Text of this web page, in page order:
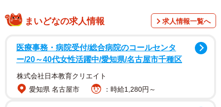
ワクチン！やめて〜！これぞ断末魔の叫び＝いなりちゃん
(@inarichan1222) さん提供
まいどなの求人情報 求人情報一覧へ
医療事務・病院受付/総合病院のコールセンタ
ー/20～40代女性活躍中/愛知県/名古屋市千種区
株式会社日本教育クリエイト
愛知県 名古屋市
：時給1,280円～